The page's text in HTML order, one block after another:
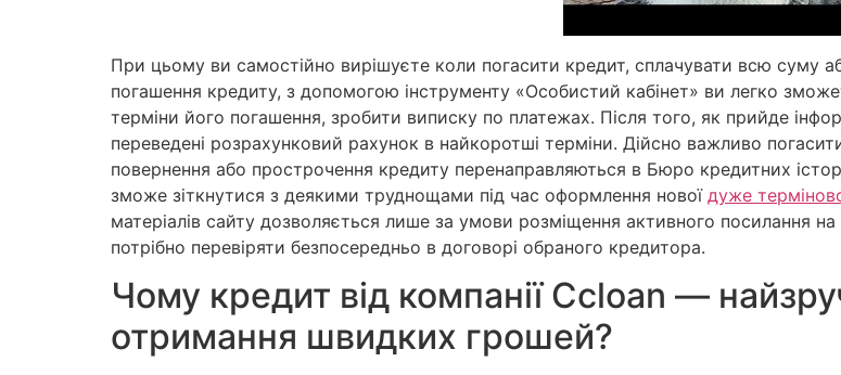
При цьому ви самостійно вирішуєте коли погасити кредит, сплачувати всю суму
погашення кредиту, з допомогою інструменту «Особистий кабінет» ви легко
терміни його погашення, зробити виписку по платежах. Після того, як прийде
переведені розрахунковий рахунок в найкоротші терміни. Дійсно важливо
повернення або прострочення кредиту перенаправляються в Бюро кредитних
зможе зіткнутися з деякими труднощами під час оформлення нової дуже
матеріалів сайту дозволяється лише за умови розміщення активного посилання
потрібно перевіряти безпосередньо в договорі обраного кредитора.
Чому кредит від компанії Ccloan —
отримання швидких грошей?